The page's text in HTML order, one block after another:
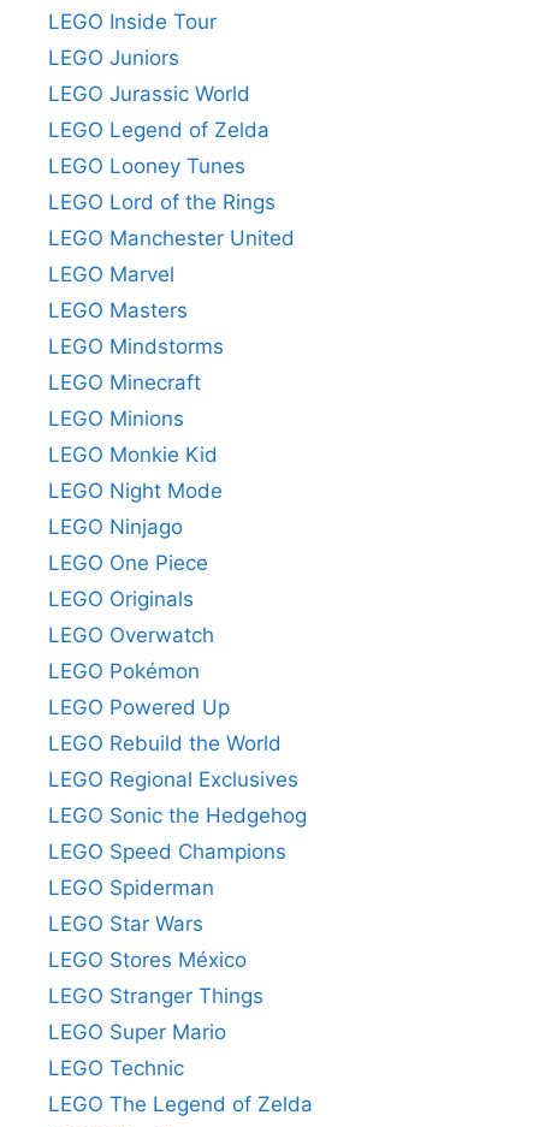
LEGO Inside Tour
LEGO Juniors
LEGO Jurassic World
LEGO Legend of Zelda
LEGO Looney Tunes
LEGO Lord of the Rings
LEGO Manchester United
LEGO Marvel
LEGO Masters
LEGO Mindstorms
LEGO Minecraft
LEGO Minions
LEGO Monkie Kid
LEGO Night Mode
LEGO Ninjago
LEGO One Piece
LEGO Originals
LEGO Overwatch
LEGO Pokémon
LEGO Powered Up
LEGO Rebuild the World
LEGO Regional Exclusives
LEGO Sonic the Hedgehog
LEGO Speed Champions
LEGO Spiderman
LEGO Star Wars
LEGO Stores México
LEGO Stranger Things
LEGO Super Mario
LEGO Technic
LEGO The Legend of Zelda